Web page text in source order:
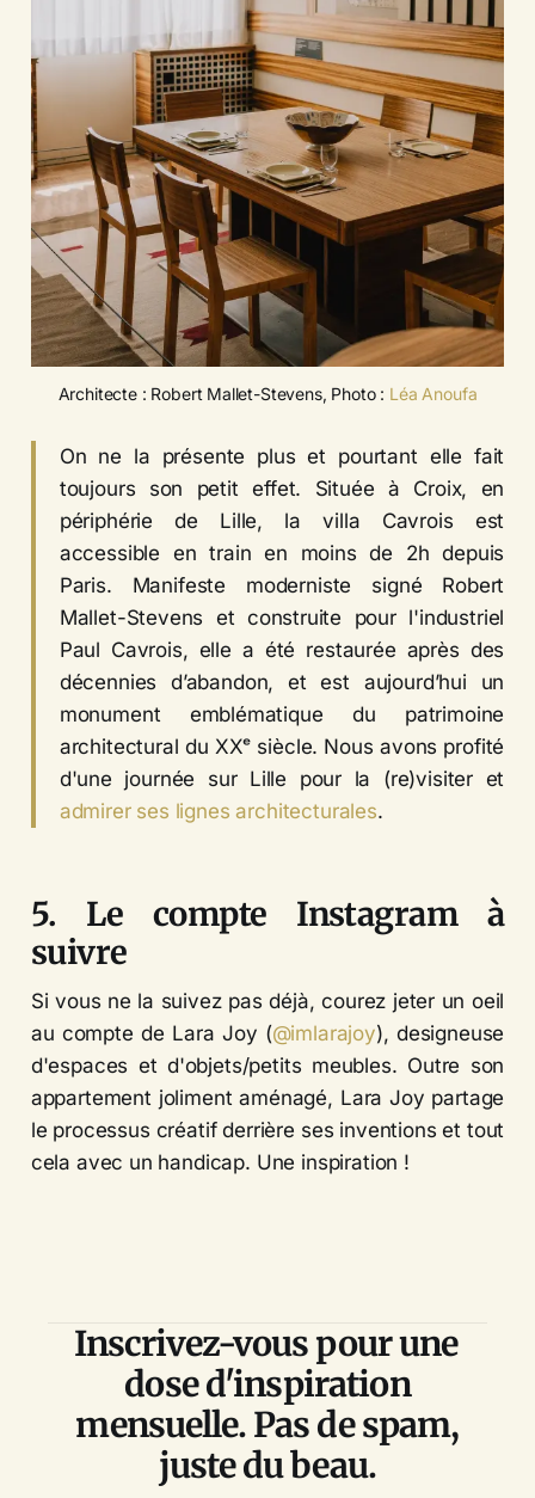
Architecte : Robert Mallet-Stevens, Photo : Léa Anoufa
On ne la présente plus et pourtant elle fait
toujours son petit effet. Située à Croix, en
périphérie de Lille, la villa Cavrois est
accessible en train en moins de 2h depuis
Paris. Manifeste moderniste signé Robert
Mallet-Stevens et construite pour l'industriel
Paul Cavrois, elle a été restaurée après des
décennies d’abandon, et est aujourd’hui un
monument emblématique du patrimoine
architectural du XXᵉ siècle. Nous avons profité
d'une journée sur Lille pour la (re)visiter et
admirer ses lignes architecturales.
5. Le compte Instagram à
suivre
Si vous ne la suivez pas déjà, courez jeter un oeil
au compte de Lara Joy (@imlarajoy), designeuse
d'espaces et d'objets/petits meubles. Outre son
appartement joliment aménagé, Lara Joy partage
le processus créatif derrière ses inventions et tout
cela avec un handicap. Une inspiration !
Inscrivez-vous pour une
dose d'inspiration
mensuelle. Pas de spam,
juste du beau.